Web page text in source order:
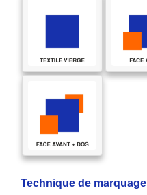
Technique de marquage